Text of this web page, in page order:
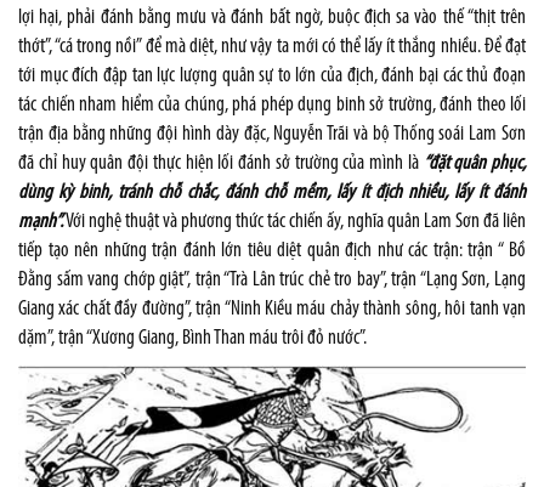
lợi hại, phải đánh bằng mưu và đánh bất ngờ, buộc địch sa vào thế “thịt trên
thớt”, “cá trong nồi” để mà diệt, như vậy ta mới có thể lấy ít thắng nhiều. Để đạt
tới mục đích đập tan lực lượng quân sự to lớn của địch, đánh bại các thủ đoạn
tác chiến nham hiểm của chúng, phá phép dụng binh sở trường, đánh theo lối
trận địa bằng những đội hình dày đặc, Nguyễn Trãi và bộ Thống soái Lam Sơn
đã chỉ huy quân đội thực hiện lối đánh sở trường của mình là “đặt quân phục,
dùng kỳ binh, tránh chỗ chắc, đánh chỗ mềm, lấy ít địch nhiều, lấy ít đánh
mạnh”.Với nghệ thuật và phương thức tác chiến ấy, nghĩa quân Lam Sơn đã liên
tiếp tạo nên những trận đánh lớn tiêu diệt quân địch như các trận: trận “ Bồ
Đằng sấm vang chớp giật”, trận “Trà Lân trúc chẻ tro bay”, trận “Lạng Sơn, Lạng
Giang xác chất đầy đường”, trận “Ninh Kiều máu chảy thành sông, hôi tanh vạn
dặm”, trận “Xương Giang, Bình Than máu trôi đỏ nước”.